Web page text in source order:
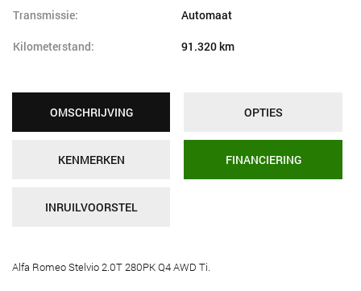
Transmissie: Automaat
Kilometerstand: 91.320 km
OMSCHRIJVING OPTIES
KENMERKEN FINANCIERING
INRUILVOORSTEL
Alfa Romeo Stelvio 2.0T 280PK Q4 AWD Ti.